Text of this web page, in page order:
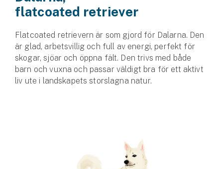
flatcoated retriever
Flatcoated retrievern är som gjord för Dalarna. Den
är glad, arbetsvillig och full av energi, perfekt för
skogar, sjöar och öppna fält. Den trivs med både
barn och vuxna och passar väldigt bra för ett aktivt
liv ute i landskapets storslagna natur.